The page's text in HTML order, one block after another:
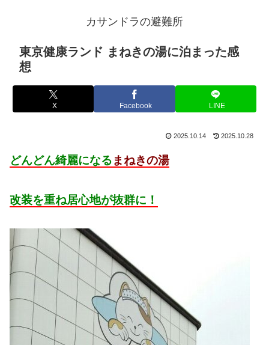
カサンドラの避難所
東京健康ランド まねきの湯に泊まった感
想
X Facebook LINE
2025.10.14 2025.10.28
どんどん綺麗になるまねきの湯
改装を重ね居心地が抜群に！